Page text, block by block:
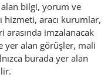
alan bilgi, yorum ve
hizmeti, aracı kurumlar,
imzalanacak
yer alan görüşler, mali
burada yer alan